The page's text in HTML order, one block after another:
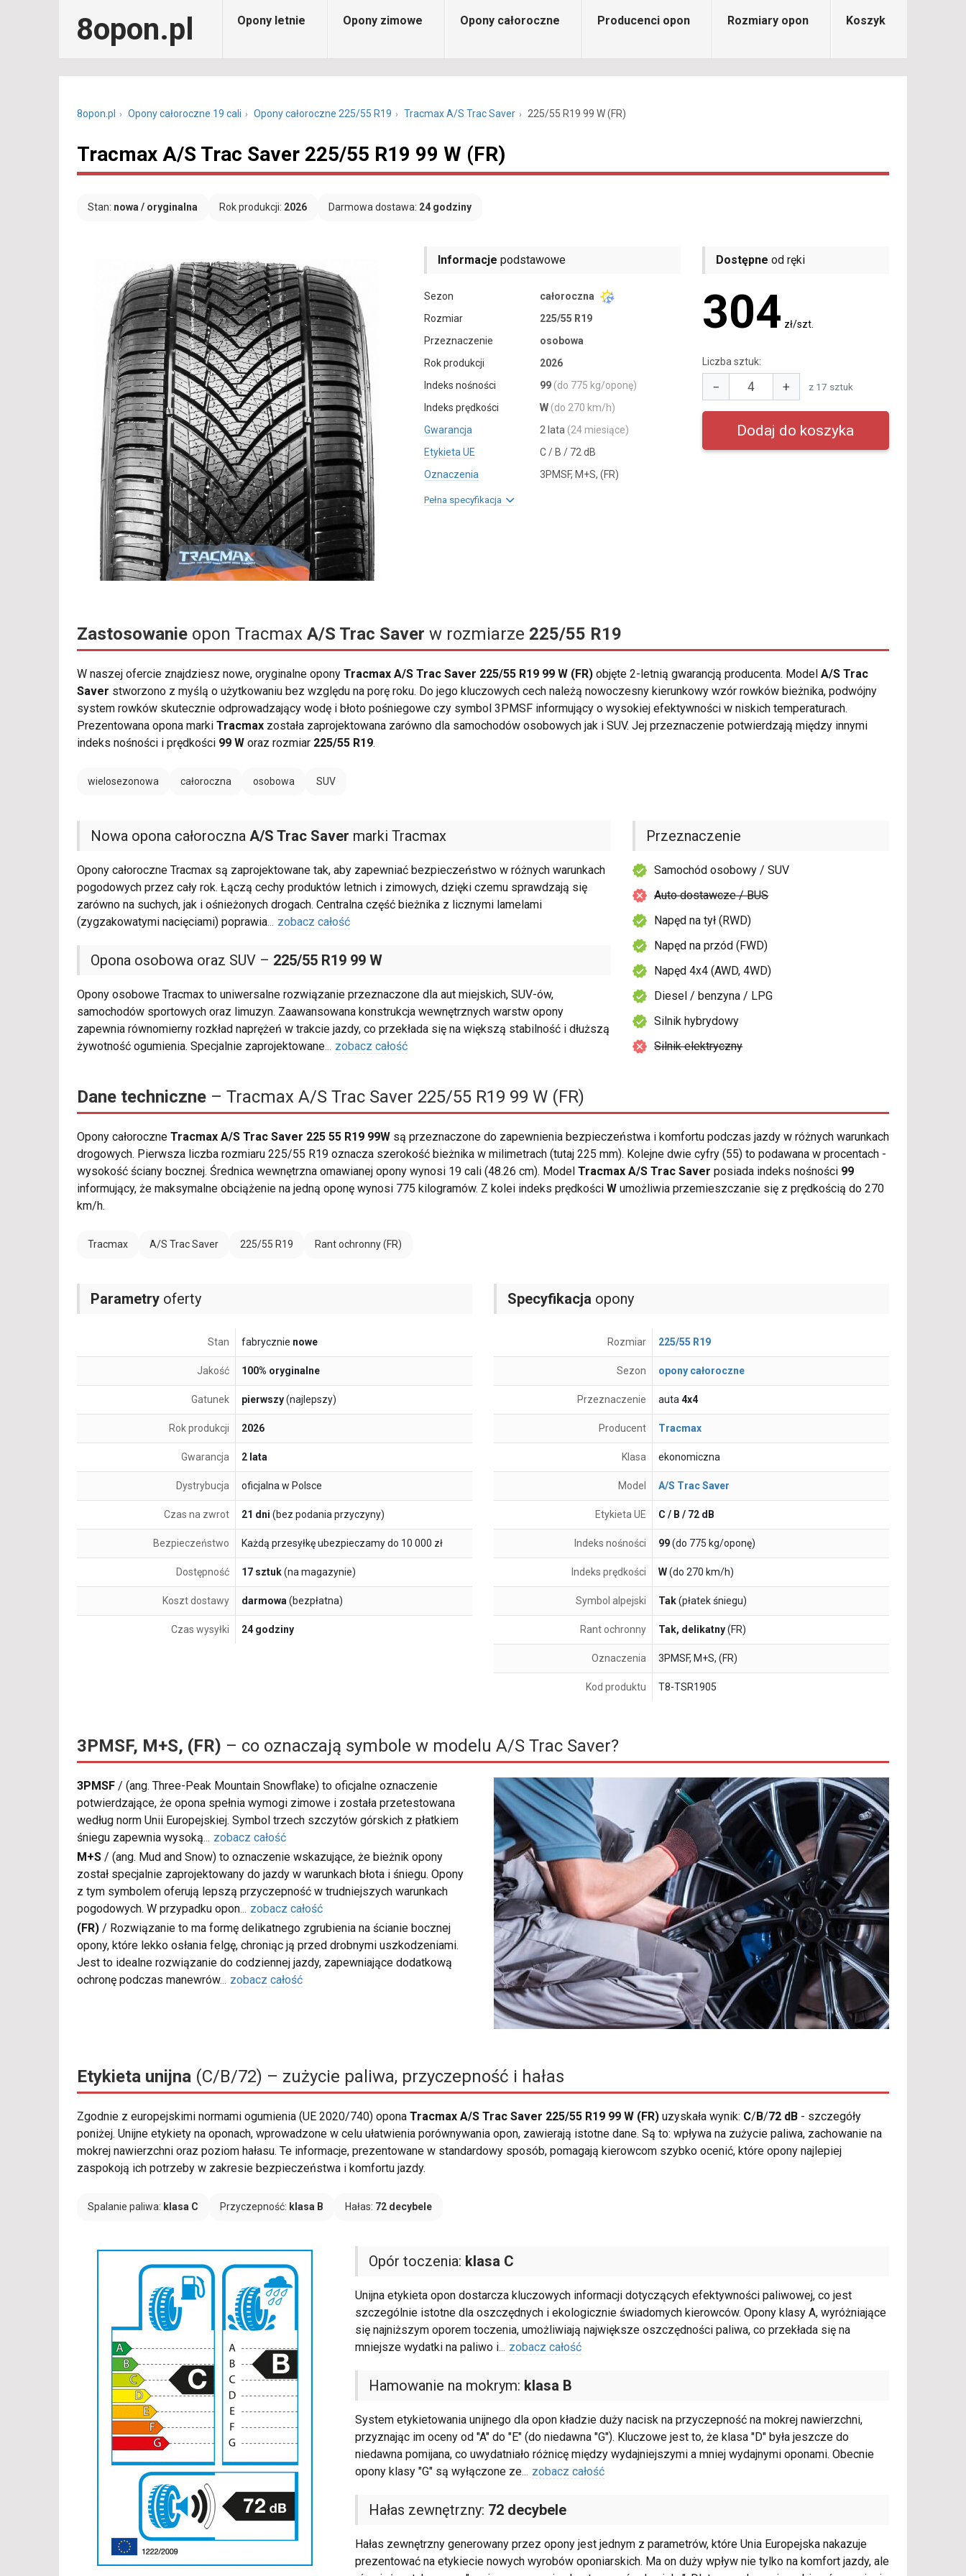
8opon.pl Opony letnie Opony zimowe Opony całoroczne Producenci opon Rozmiary opon Koszyk
8opon.pl Opony całoroczne 19 cali Opony całoroczne 225/55 R19 Tracmax A/S Trac Saver 225/55 R19 99 W (FR)
Tracmax A/S Trac Saver 225/55 R19 99 W (FR)
Stan: nowa / oryginalna Rok produkcji: 2026 Darmowa dostawa: 24 godziny
Informacje podstawowe
Sezon
całoroczna
Rozmiar
225/55 R19
Przeznaczenie
osobowa
Rok produkcji
2026
Indeks nośności
99 (do 775 kg/oponę)
Indeks prędkości
W (do 270 km/h)
Gwarancja
2 lata (24 miesiące)
Etykieta UE
C / B / 72 dB
Oznaczenia
3PMSF, M+S, (FR)
Pełna specyfikacja
Dostępne od ręki
304 zł/szt.
Liczba sztuk:
− + z 17 sztuk
Zastosowanie opon Tracmax A/S Trac Saver w rozmiarze 225/55 R19
W naszej ofercie znajdziesz nowe, oryginalne opony Tracmax A/S Trac Saver 225/55 R19 99 W (FR) objęte 2-letnią gwarancją producenta. Model A/S Trac
Saver stworzono z myślą o użytkowaniu bez względu na porę roku. Do jego kluczowych cech należą nowoczesny kierunkowy wzór rowków bieżnika, podwójny
system rowków skutecznie odprowadzający wodę i błoto pośniegowe czy symbol 3PMSF informujący o wysokiej efektywności w niskich temperaturach.
Prezentowana opona marki Tracmax została zaprojektowana zarówno dla samochodów osobowych jak i SUV. Jej przeznaczenie potwierdzają między innymi
indeks nośności i prędkości 99 W oraz rozmiar 225/55 R19.
wielosezonowa całoroczna osobowa SUV
Nowa opona całoroczna A/S Trac Saver marki Tracmax
Opony całoroczne Tracmax są zaprojektowane tak, aby zapewniać bezpieczeństwo w różnych warunkach
pogodowych przez cały rok. Łączą cechy produktów letnich i zimowych, dzięki czemu sprawdzają się
zarówno na suchych, jak i ośnieżonych drogach. Centralna część bieżnika z licznymi lamelami
(zygzakowatymi nacięciami) poprawia... zobacz całość
Opona osobowa oraz SUV – 225/55 R19 99 W
Opony osobowe Tracmax to uniwersalne rozwiązanie przeznaczone dla aut miejskich, SUV-ów,
samochodów sportowych oraz limuzyn. Zaawansowana konstrukcja wewnętrznych warstw opony
zapewnia równomierny rozkład naprężeń w trakcie jazdy, co przekłada się na większą stabilność i dłuższą
żywotność ogumienia. Specjalnie zaprojektowane... zobacz całość
Przeznaczenie
Samochód osobowy / SUV
Auto dostawcze / BUS
Napęd na tył (RWD)
Napęd na przód (FWD)
Napęd 4x4 (AWD, 4WD)
Diesel / benzyna / LPG
Silnik hybrydowy
Silnik elektryczny
Dane techniczne – Tracmax A/S Trac Saver 225/55 R19 99 W (FR)
Opony całoroczne Tracmax A/S Trac Saver 225 55 R19 99W są przeznaczone do zapewnienia bezpieczeństwa i komfortu podczas jazdy w różnych warunkach
drogowych. Pierwsza liczba rozmiaru 225/55 R19 oznacza szerokość bieżnika w milimetrach (tutaj 225 mm). Kolejne dwie cyfry (55) to podawana w procentach -
wysokość ściany bocznej. Średnica wewnętrzna omawianej opony wynosi 19 cali (48.26 cm). Model Tracmax A/S Trac Saver posiada indeks nośności 99
informujący, że maksymalne obciążenie na jedną oponę wynosi 775 kilogramów. Z kolei indeks prędkości W umożliwia przemieszczanie się z prędkością do 270
km/h.
Tracmax A/S Trac Saver 225/55 R19 Rant ochronny (FR)
Parametry oferty
Stan fabrycznie nowe
Jakość 100% oryginalne
Gatunek pierwszy(najlepszy)
Rok produkcji 2026
Gwarancja 2 lata
Dystrybucja oficjalna w Polsce
Czas na zwrot 21 dni (bez podania przyczyny)
Bezpieczeństwo Każdą przesyłkę ubezpieczamy do 10 000 zł
Dostępność 17 sztuk(na magazynie)
Koszt dostawy darmowa(bezpłatna)
Czas wysyłki 24 godziny
Specyfikacja opony
Rozmiar 225/55 R19
Sezon opony całoroczne
Przeznaczenie auta4x4
Producent Tracmax
Klasa ekonomiczna
Model A/S Trac Saver
Etykieta UE C / B / 72 dB
Indeks nośności 99(do 775 kg/oponę)
Indeks prędkości W(do 270 km/h)
Symbol alpejski Tak(płatek śniegu)
Rant ochronny Tak, delikatny(FR)
Oznaczenia 3PMSF, M+S, (FR)
Kod produktu T8-TSR1905
3PMSF, M+S, (FR) – co oznaczają symbole w modelu A/S Trac Saver?
3PMSF / (ang. Three-Peak Mountain Snowflake) to oficjalne oznaczenie
potwierdzające, że opona spełnia wymogi zimowe i została przetestowana
według norm Unii Europejskiej. Symbol trzech szczytów górskich z płatkiem
śniegu zapewnia wysoką... zobacz całość
M+S / (ang. Mud and Snow) to oznaczenie wskazujące, że bieżnik opony
został specjalnie zaprojektowany do jazdy w warunkach błota i śniegu. Opony
z tym symbolem oferują lepszą przyczepność w trudniejszych warunkach
pogodowych. W przypadku opon... zobacz całość
(FR) / Rozwiązanie to ma formę delikatnego zgrubienia na ścianie bocznej
opony, które lekko osłania felgę, chroniąc ją przed drobnymi uszkodzeniami.
Jest to idealne rozwiązanie do codziennej jazdy, zapewniające dodatkową
ochronę podczas manewrów... zobacz całość
Etykieta unijna (C/B/72) – zużycie paliwa, przyczepność i hałas
Zgodnie z europejskimi normami ogumienia (UE 2020/740) opona Tracmax A/S Trac Saver 225/55 R19 99 W (FR) uzyskała wynik: C/ B/72 dB - szczegóły
poniżej. Unijne etykiety na oponach, wprowadzone w celu ułatwienia porównywania opon, zawierają istotne dane. Są to: wpływa na zużycie paliwa, zachowanie na
mokrej nawierzchni oraz poziom hałasu. Te informacje, prezentowane w standardowy sposób, pomagają kierowcom szybko ocenić, które opony najlepiej
zaspokoją ich potrzeby w zakresie bezpieczeństwa i komfortu jazdy.
Spalanie paliwa: klasa C Przyczepność: klasa B Hałas: 72 decybele
Opór toczenia: klasa C
Unijna etykieta opon dostarcza kluczowych informacji dotyczących efektywności paliwowej, co jest
szczególnie istotne dla oszczędnych i ekologicznie świadomych kierowców. Opony klasy A, wyróżniające
się najniższym oporem toczenia, umożliwiają największe oszczędności paliwa, co przekłada się na
mniejsze wydatki na paliwo i... zobacz całość
Hamowanie na mokrym: klasa B
System etykietowania unijnego dla opon kładzie duży nacisk na przyczepność na mokrej nawierzchni,
przyznając im oceny od "A" do "E" (do niedawna "G"). Kluczowe jest to, że klasa "D" była jeszcze do
niedawna pomijana, co uwydatniało różnicę między wydajniejszymi a mniej wydajnymi oponami. Obecnie
opony klasy "G" są wyłączone ze... zobacz całość
Hałas zewnętrzny: 72 decybele
Hałas zewnętrzny generowany przez opony jest jednym z parametrów, które Unia Europejska nakazuje
prezentować na etykiecie nowych wyrobów oponiarskich. Ma on duży wpływ nie tylko na komfort jazdy, ale